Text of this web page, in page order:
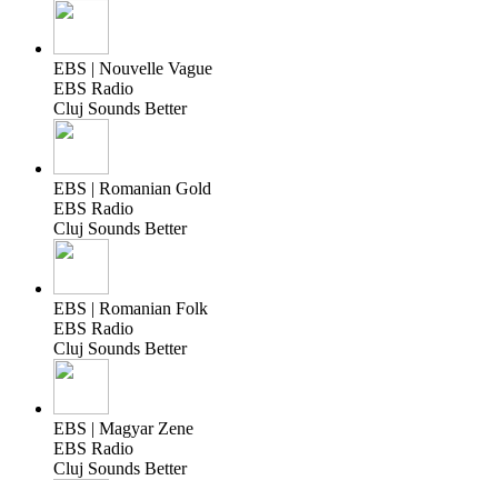
EBS | Nouvelle Vague
EBS Radio
Cluj Sounds Better
EBS | Romanian Gold
EBS Radio
Cluj Sounds Better
EBS | Romanian Folk
EBS Radio
Cluj Sounds Better
EBS | Magyar Zene
EBS Radio
Cluj Sounds Better